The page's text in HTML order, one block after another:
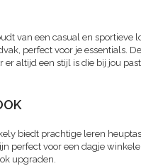
van een casual en sportieve
perfect voor je essentials. De
altijd een stijl is die bij jou
biedt prachtige leren
perfect voor een dagje
upgraden.